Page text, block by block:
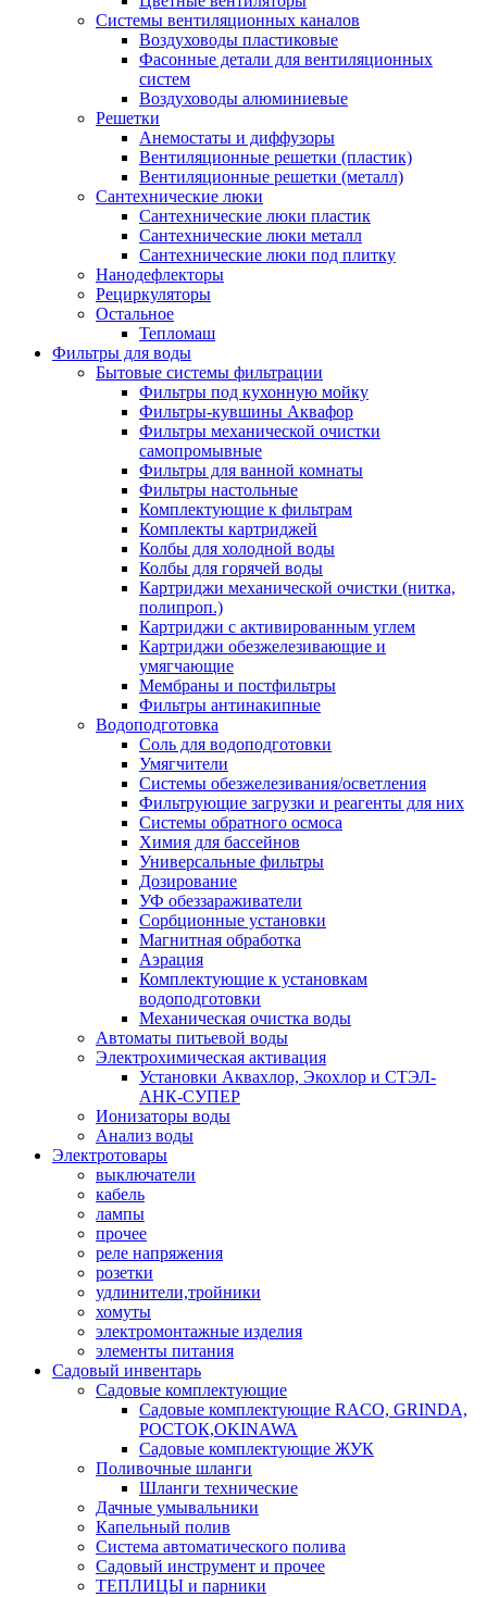
Системы вентиляционных каналов
Воздуховоды пластиковые
Фасонные детали для вентиляционных
систем
Воздуховоды алюминиевые
Решетки
Анемостаты и диффузоры
Вентиляционные решетки (пластик)
Вентиляционные решетки (металл)
Сантехнические люки
Сантехнические люки пластик
Сантехнические люки металл
Сантехнические люки под плитку
Нанодефлекторы
Рециркуляторы
Остальное
Тепломаш
Фильтры для воды
Бытовые системы фильтрации
Фильтры под кухонную мойку
Фильтры-кувшины Аквафор
Фильтры механической очистки
самопромывные
Фильтры для ванной комнаты
Фильтры настольные
Комплектующие к фильтрам
Комплекты картриджей
Колбы для холодной воды
Колбы для горячей воды
Картриджи механической очистки (нитка,
полипроп.)
Картриджи с активированным углем
Картриджи обезжелезивающие и
умягчающие
Мембраны и постфильтры
Фильтры антинакипные
Водоподготовка
Соль для водоподготовки
Умягчители
Системы обезжелезивания/осветления
Фильтрующие загрузки и реагенты для них
Системы обратного осмоса
Химия для бассейнов
Универсальные фильтры
Дозирование
УФ обеззараживатели
Сорбционные установки
Магнитная обработка
Аэрация
Комплектующие к установкам
водоподготовки
Механическая очистка воды
Автоматы питьевой воды
Электрохимическая активация
Установки Аквахлор, Экохлор и СТЭЛ-
АНК-СУПЕР
Ионизаторы воды
Анализ воды
Электротовары
выключатели
кабель
лампы
прочее
реле напряжения
розетки
удлинители,тройники
хомуты
электромонтажные изделия
элементы питания
Садовый инвентарь
Садовые комплектующие
Садовые комплектующие RACO, GRINDA,
РОСТОК,OKINAWA
Садовые комплектующие ЖУК
Поливочные шланги
Шланги технические
Дачные умывальники
Капельный полив
Система автоматического полива
Садовый инструмент и прочее
ТЕПЛИЦЫ и парники